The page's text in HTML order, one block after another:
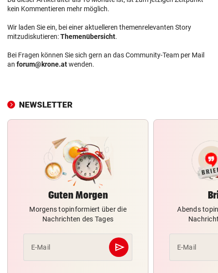
kein Kommentieren mehr möglich.
Wir laden Sie ein, bei einer aktuelleren themenrelevanten Story
mitzudiskutieren:Themenübersicht.
Bei Fragen können Sie sich gern an das Community-Team per Mail
an forum@krone.atwenden.
NEWSLETTER
Guten Morgen
Morgens topinformiert über die
Nachrichten des Tages
E-Mail send
Abschicken
Abends
E-Mail